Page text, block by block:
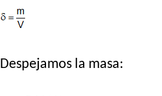
Despejamos la masa: